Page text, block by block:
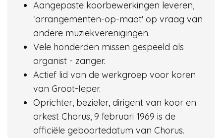
Aangepaste koorbewerkingen leveren,
‘arrangementen-op-maat' op vraag van
andere muziekverenigingen.
Vele honderden missen gespeeld als
organist - zanger.
Actief lid van de werkgroep voor koren
van Groot-Ieper.
Oprichter, bezieler, dirigent van koor en
orkest Chorus, 9 februari 1969 is de
officiële geboortedatum van Chorus.